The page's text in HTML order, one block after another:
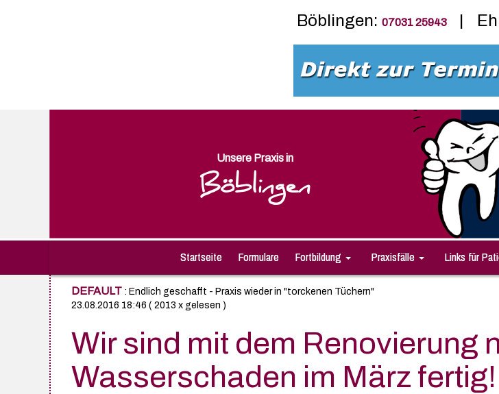
Böblingen: 07031 25943 |
Unsere Praxis in
Böblingen
Startseite Formulare Fortbildung Praxisfälle Links für
DEFAULT: Endlich geschafft - Praxis wieder in "torckenen Tüchern"
23.08.2016 18:46 ( 2013 x gelesen )
Wir sind mit dem Renovierung
Wasserschaden im März fertig!